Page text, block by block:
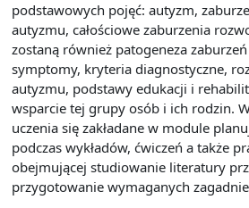
podstawowych pojęć: autyzm,
autyzmu, całościowe zaburzenia
zostaną również patogeneza
symptomy, kryteria diagnostyczne,
autyzmu, podstawy edukacji i
wsparcie tej grupy osób i ich rodzin.
uczenia się zakładane w module
podczas wykładów, ćwiczeń a także
obejmującej studiowanie literatury
przygotowanie wymaganych